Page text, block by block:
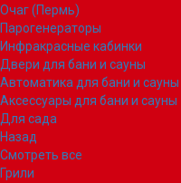
Очаг (Пермь)
Парогенераторы
Инфракрасные кабинки
Двери для бани и сауны
Автоматика для бани и сауны
Аксессуары для бани и сауны
Для сада
Назад
Смотреть все
Грили